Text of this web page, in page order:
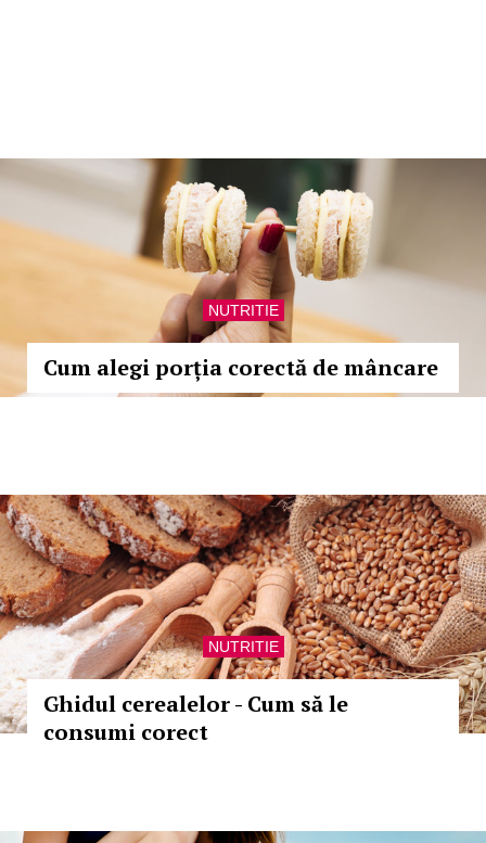
NUTRITIE
Cum alegi porția corectă de mâncare
NUTRITIE
Ghidul cerealelor - Cum să le
consumi corect